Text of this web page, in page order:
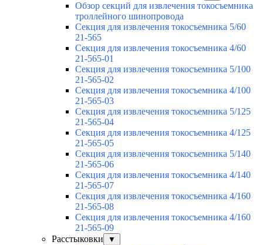
Обзор секций для извлечения токосъемника
троллейного шинопровода
Секция для извлечения токосъемника 5/60
21-565
Секция для извлечения токосъемника 4/60
21-565-01
Секция для извлечения токосъемника 5/100
21-565-02
Секция для извлечения токосъемника 4/100
21-565-03
Секция для извлечения токосъемника 5/125
21-565-04
Секция для извлечения токосъемника 4/125
21-565-05
Секция для извлечения токосъемника 5/140
21-565-06
Секция для извлечения токосъемника 4/140
21-565-07
Секция для извлечения токосъемника 4/160
21-565-08
Секция для извлечения токосъемника 4/160
21-565-09
Расстыковки
▼